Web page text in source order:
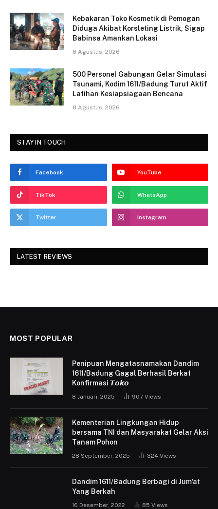
o
k
Kebakaran Toko Kosmetik di Pemogan
Diduga Akibat Korsleting Listrik, Sigap
Babinsa Amankan Lokasi
8 Agustus, 2026
500 Personel Gabungan Gelar Simulasi
Tsunami, Kodim 1611/Badung Turut Aktif
Latihan Kesiapsiagaan Bencana
8 Agustus, 2026
STAY IN TOUCH
Facebook YouTube
TikTok WhatsApp
Twitter Instagram
LATEST REVIEWS
MOST POPULAR
Penipuan Mengatasnamakan Dandim
1611/Badung Gagal Berhasil Berkat
Konfirmasi 𝙏𝙤𝙠𝙤
8 Januari, 2025 907 Views
Kementerian Lingkungan Hidup
bersama TNI dan Masyarakat Gelar Aksi
Tanam Pohon
28 September, 2025 324 Views
Dandim 1611/Badung Berbagi di Jum’at
Yang Berkah
16 Desember, 2022 85 Views